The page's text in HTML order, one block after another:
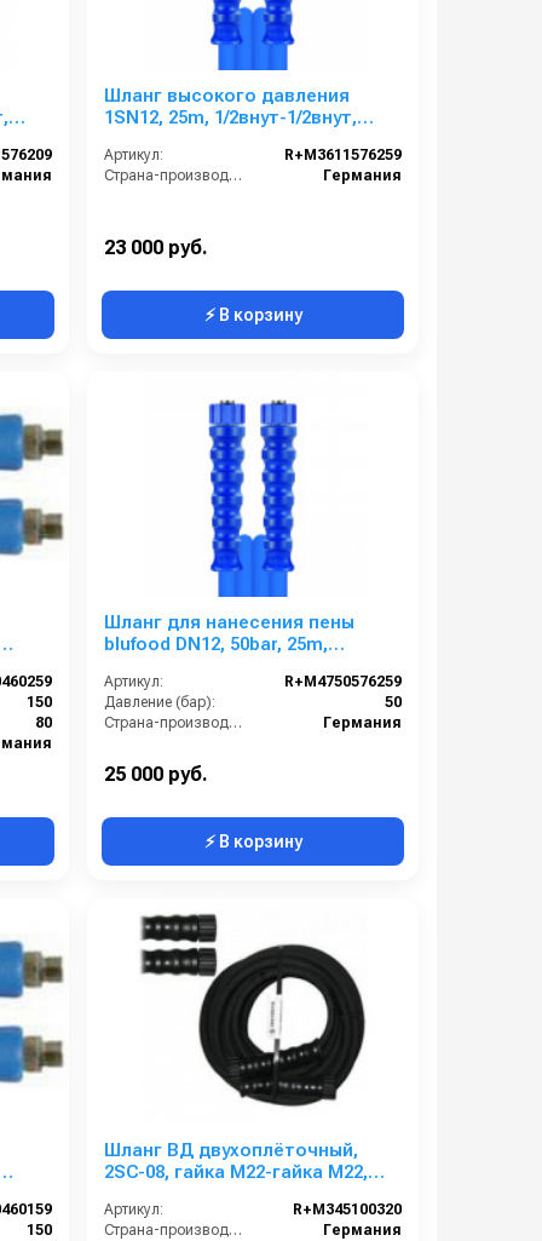
Шланг высокого давления
1SN12, 25m, 1/2внут-1/2внут,
Артикул:
R+M3611576259
Страна-производитель:
Германия
23 000 руб.
⚡ В корзину
150
80
Шланг для нанесения пены
blufood DN12, 50bar, 25m,
нерж.сталь
Артикул:
R+M4750576259
Давление (бар):
50
Страна-производитель:
Германия
25 000 руб.
⚡ В корзину
150
Шланг ВД двухоплёточный,
2SC-08, гайка М22-гайка М22,
KRANZLE
Артикул:
R+M345100320
Страна-производитель:
Германия